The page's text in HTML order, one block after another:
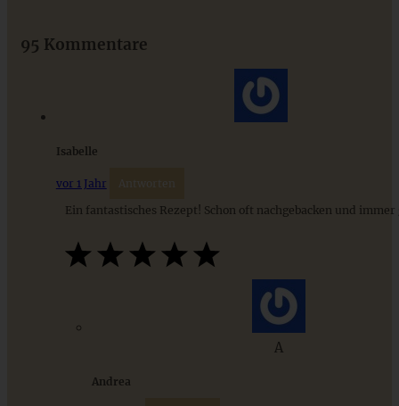
Spiced Apple-Pie – Apple Pie mit Gewürzen
95 Kommentare
Isabelle
vor 1 Jahr Antworten
Ein fantastisches Rezept! Schon oft nachgebacken und immer
A
Andrea